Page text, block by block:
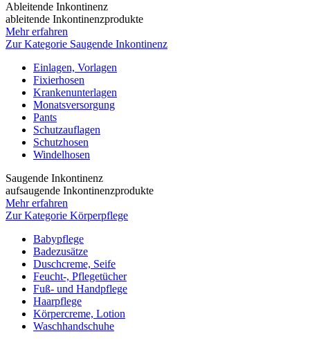
Ableitende Inkontinenz
ableitende Inkontinenzprodukte
Mehr erfahren
Zur Kategorie Saugende Inkontinenz
Einlagen, Vorlagen
Fixierhosen
Krankenunterlagen
Monatsversorgung
Pants
Schutzauflagen
Schutzhosen
Windelhosen
Saugende Inkontinenz
aufsaugende Inkontinenzprodukte
Mehr erfahren
Zur Kategorie Körperpflege
Babypflege
Badezusätze
Duschcreme, Seife
Feucht-, Pflegetücher
Fuß- und Handpflege
Haarpflege
Körpercreme, Lotion
Waschhandschuhe